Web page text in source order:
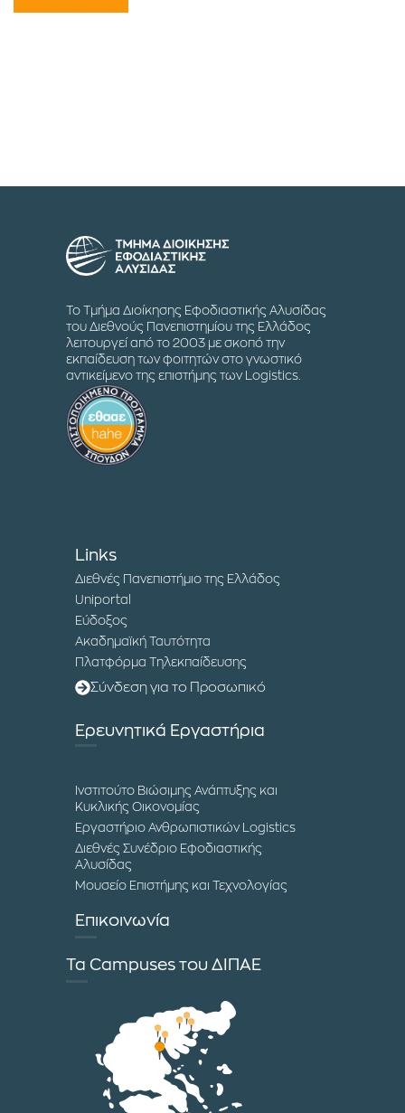
Το Τμήμα Διοίκησης Εφοδιαστικής Αλυσίδας
του Διεθνούς Πανεπιστημίου της Ελλάδος
λειτουργεί από το 2003 με σκοπό την
εκπαίδευση των φοιτητών στο γνωστικό
αντικείμενο της επιστήμης των Logistics.
Links
Διεθνές Πανεπιστήμιο της Ελλάδος
Uniportal
Εύδοξος
Ακαδημαϊκή Ταυτότητα
Πλατφόρμα Τηλεκπαίδευσης
Σύνδεση για το Προσωπικό
Ερευνητικά Εργαστήρια
Ινστιτούτο Βιώσιμης Ανάπτυξης και
Κυκλικής Οικονομίας
Εργαστήριο Ανθρωπιστικών Logistics
Διεθνές Συνέδριο Εφοδιαστικής
Αλυσίδας
Μουσείο Επιστήμης και Τεχνολογίας
Επικοινωνία
Τα Campuses του ΔΙΠΑΕ